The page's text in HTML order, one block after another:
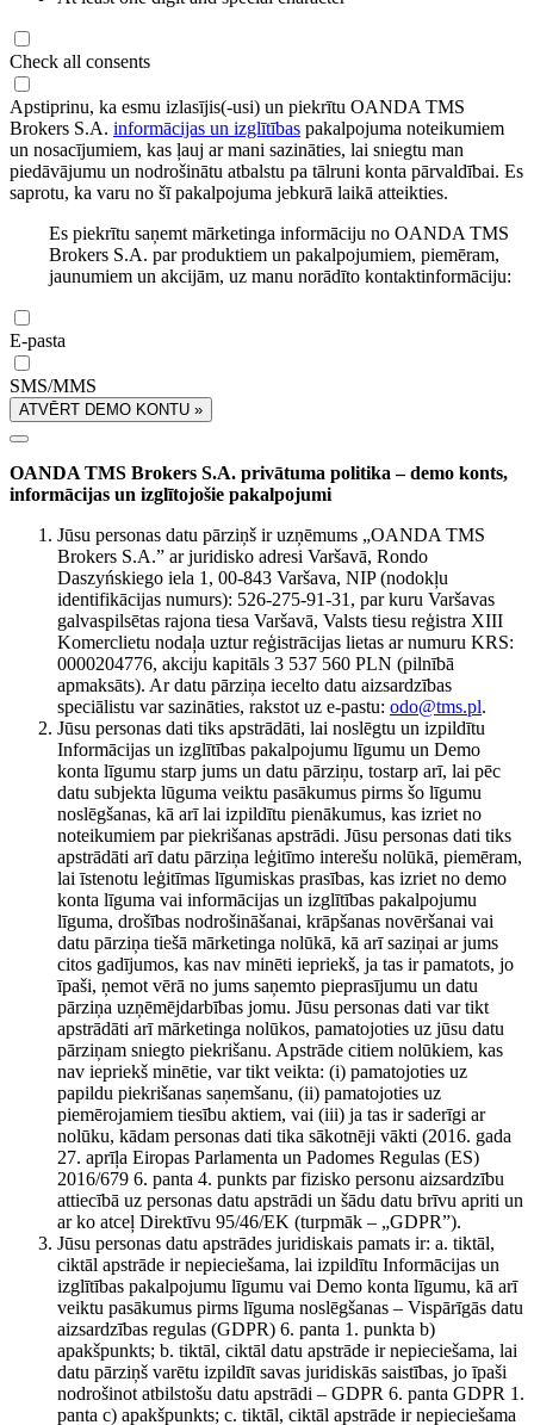
Check all consents
Apstiprinu, ka esmu izlasījis(-usi) un piekrītu OANDA TMS
Brokers S.A. informācijas un izglītības pakalpojuma noteikumiem
un nosacījumiem, kas ļauj ar mani sazināties, lai sniegtu man
piedāvājumu un nodrošinātu atbalstu pa tālruni konta pārvaldībai. Es
saprotu, ka varu no šī pakalpojuma jebkurā laikā atteikties.
Es piekrītu saņemt mārketinga informāciju no OANDA TMS
Brokers S.A. par produktiem un pakalpojumiem, piemēram,
jaunumiem un akcijām, uz manu norādīto kontaktinformāciju:
E-pasta
SMS/MMS
ATVĒRT DEMO KONTU »
OANDA TMS Brokers S.A. privātuma politika – demo konts,
informācijas un izglītojošie pakalpojumi
Jūsu personas datu pārziņš ir uzņēmums „OANDA TMS
Brokers S.A.” ar juridisko adresi Varšavā, Rondo
Daszyńskiego iela 1, 00-843 Varšava, NIP (nodokļu
identifikācijas numurs): 526-275-91-31, par kuru Varšavas
galvaspilsētas rajona tiesa Varšavā, Valsts tiesu reģistra XIII
Komerclietu nodaļa uztur reģistrācijas lietas ar numuru KRS:
0000204776, akciju kapitāls 3 537 560 PLN (pilnībā
apmaksāts). Ar datu pārziņa iecelto datu aizsardzības
speciālistu var sazināties, rakstot uz e-pastu: odo@tms.pl.
Jūsu personas dati tiks apstrādāti, lai noslēgtu un izpildītu
Informācijas un izglītības pakalpojumu līgumu un Demo
konta līgumu starp jums un datu pārziņu, tostarp arī, lai pēc
datu subjekta lūguma veiktu pasākumus pirms šo līgumu
noslēgšanas, kā arī lai izpildītu pienākumus, kas izriet no
noteikumiem par piekrišanas apstrādi. Jūsu personas dati tiks
apstrādāti arī datu pārziņa leģitīmo interešu nolūkā, piemēram,
lai īstenotu leģitīmas līgumiskas prasības, kas izriet no demo
konta līguma vai informācijas un izglītības pakalpojumu
līguma, drošības nodrošināšanai, krāpšanas novēršanai vai
datu pārziņa tiešā mārketinga nolūkā, kā arī saziņai ar jums
citos gadījumos, kas nav minēti iepriekš, ja tas ir pamatots, jo
īpaši, ņemot vērā no jums saņemto pieprasījumu un datu
pārziņa uzņēmējdarbības jomu. Jūsu personas dati var tikt
apstrādāti arī mārketinga nolūkos, pamatojoties uz jūsu datu
pārziņam sniegto piekrišanu. Apstrāde citiem nolūkiem, kas
nav iepriekš minētie, var tikt veikta: (i) pamatojoties uz
papildu piekrišanas saņemšanu, (ii) pamatojoties uz
piemērojamiem tiesību aktiem, vai (iii) ja tas ir saderīgi ar
nolūku, kādam personas dati tika sākotnēji vākti (2016. gada
27. aprīļa Eiropas Parlamenta un Padomes Regulas (ES)
2016/679 6. panta 4. punkts par fizisko personu aizsardzību
attiecībā uz personas datu apstrādi un šādu datu brīvu apriti un
ar ko atceļ Direktīvu 95/46/EK (turpmāk – „GDPR”).
Jūsu personas datu apstrādes juridiskais pamats ir: a. tiktāl,
ciktāl apstrāde ir nepieciešama, lai izpildītu Informācijas un
izglītības pakalpojumu līgumu vai Demo konta līgumu, kā arī
veiktu pasākumus pirms līguma noslēgšanas – Vispārīgās datu
aizsardzības regulas (GDPR) 6. panta 1. punkta b)
apakšpunkts; b. tiktāl, ciktāl datu apstrāde ir nepieciešama, lai
datu pārziņš varētu izpildīt savas juridiskās saistības, jo īpaši
nodrošinot atbilstošu datu apstrādi – GDPR 6. panta GDPR 1.
panta c) apakšpunkts; c. tiktāl, ciktāl apstrāde ir nepieciešama